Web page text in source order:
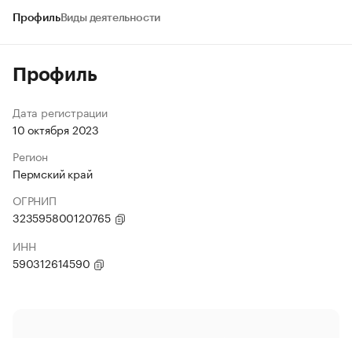
ПрофильВиды деятельности
Профиль
Дата регистрации
10 октября 2023
Регион
Пермский край
ОГРНИП
323595800120765
ИНН
590312614590